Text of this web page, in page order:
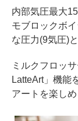
内部気圧最大
モブロックボ
な圧力(9気圧)
ミルクフロッ
LatteArt」機能
アートを楽しめ